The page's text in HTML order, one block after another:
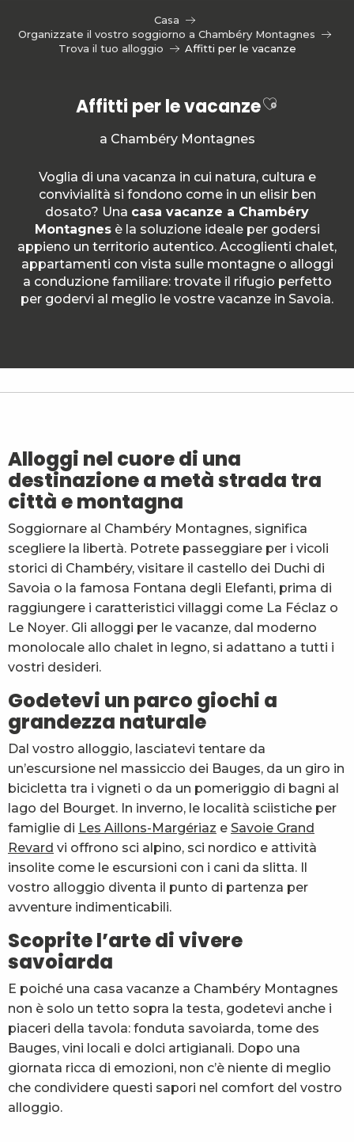
Casa
Organizzate il vostro soggiorno a Chambéry Montagnes
Trova il tuo alloggio
Affitti per le vacanze
Affitti per le vacanzeAjouter
a Chambéry Montagnes
Voglia di una vacanza in cui natura, cultura e
convivialità si fondono come in un elisir ben
dosato? Una casa vacanze a Chambéry
Montagnesè la soluzione ideale per godersi
appieno un territorio autentico. Accoglienti chalet,
appartamenti con vista sulle montagne o alloggi
a conduzione familiare: trovate il rifugio perfetto
per godervi al meglio le vostre vacanze in Savoia.
L'École à gîter - Le Cyclamen n°1
La Marmotte
Chalet La Retiède 8
La Fougère - Mme Gaden Florence
Le Sabotier n°4 - M. Miguet Patrick
Le Fully n° 85 - M. Guerraz
Gîte du Mont Chabert - Mme Martin
Les Marmottes des Mélèzes
Alloggi nel cuore di una
destinazione a metà strada tra
città e montagna
Soggiornare al Chambéry Montagnes, significa
scegliere la libertà. Potrete passeggiare per i vicoli
storici di Chambéry, visitare il castello dei Duchi di
Savoia o la famosa Fontana degli Elefanti, prima di
raggiungere i caratteristici villaggi come La Féclaz o
Le Noyer. Gli alloggi per le vacanze, dal moderno
monolocale allo chalet in legno, si adattano a tutti i
vostri desideri.
Godetevi un parco giochi a
grandezza naturale
Dal vostro alloggio, lasciatevi tentare da
un’escursione nel massiccio dei Bauges, da un giro in
bicicletta tra i vigneti o da un pomeriggio di bagni al
lago del Bourget. In inverno, le località sciistiche per
famiglie di Les Aillons-Margériaz e Savoie Grand
Revard vi offrono sci alpino, sci nordico e attività
insolite come le escursioni con i cani da slitta. Il
vostro alloggio diventa il punto di partenza per
avventure indimenticabili.
Scoprite l’arte di vivere
savoiarda
E poiché una casa vacanze a Chambéry Montagnes
non è solo un tetto sopra la testa, godetevi anche i
piaceri della tavola: fonduta savoiarda, tome des
Bauges, vini locali e dolci artigianali. Dopo una
giornata ricca di emozioni, non c’è niente di meglio
che condividere questi sapori nel comfort del vostro
alloggio.